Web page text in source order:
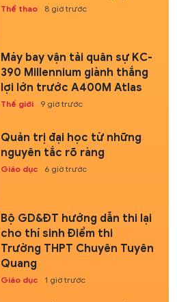
Thể thao 8 giờ trước
Máy bay vận tải quân sự KC-
390 Millennium giành thắng
lợi lớn trước A400M Atlas
Thế giới 9 giờ trước
Quản trị đại học từ những
nguyên tắc rõ ràng
Giáo dục 6 giờ trước
Bộ GD&ĐT hướng dẫn thi lại
cho thí sinh Điểm thi
Trường THPT Chuyên Tuyên
Quang
Giáo dục 1 giờ trước